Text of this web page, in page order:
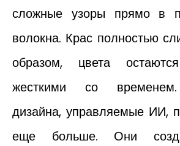
сложные узоры прямо в
волокна. Крас полностью
образом, цвета
жесткими со
дизайна, управляемые ИИ,
еще больше. Они